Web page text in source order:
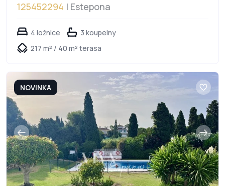
125452294 | Estepona
4 ložnice
3 koupelny
217 m² / 40 m² terasa
NOVINKA